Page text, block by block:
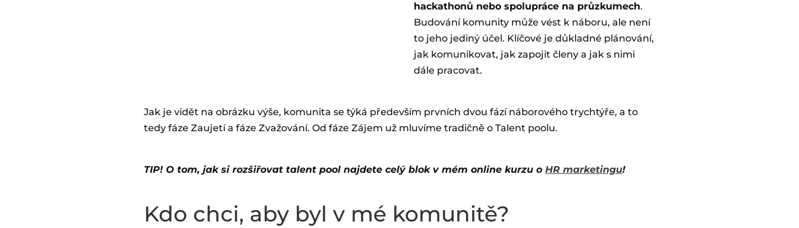
hackathonů nebo spolupráce na průzkumech.
Budování komunity může vést k náboru, ale není
to jeho jediný účel. Klíčové je důkladné plánování,
jak komunikovat, jak zapojit členy a jak s nimi
dále pracovat.
Jak je vidět na obrázku výše, komunita se týká především prvních dvou fází náborového trychtýře, a to
tedy fáze Zaujetí a fáze Zvažování. Od fáze Zájem už mluvíme tradičně o Talent poolu.
TIP! O tom, jak si rozšiřovat talent pool najdete celý blok v mém online kurzu o HR marketingu!
Kdo chci, aby byl v mé komunitě?